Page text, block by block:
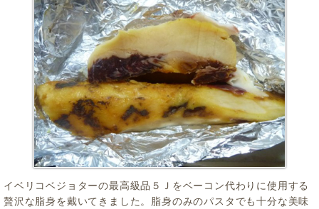
イベリコベジョターの最高級品５Ｊをベーコン代わりに使用する
贅沢な脂身を戴いてきました。脂身のみのパスタでも十分な美味